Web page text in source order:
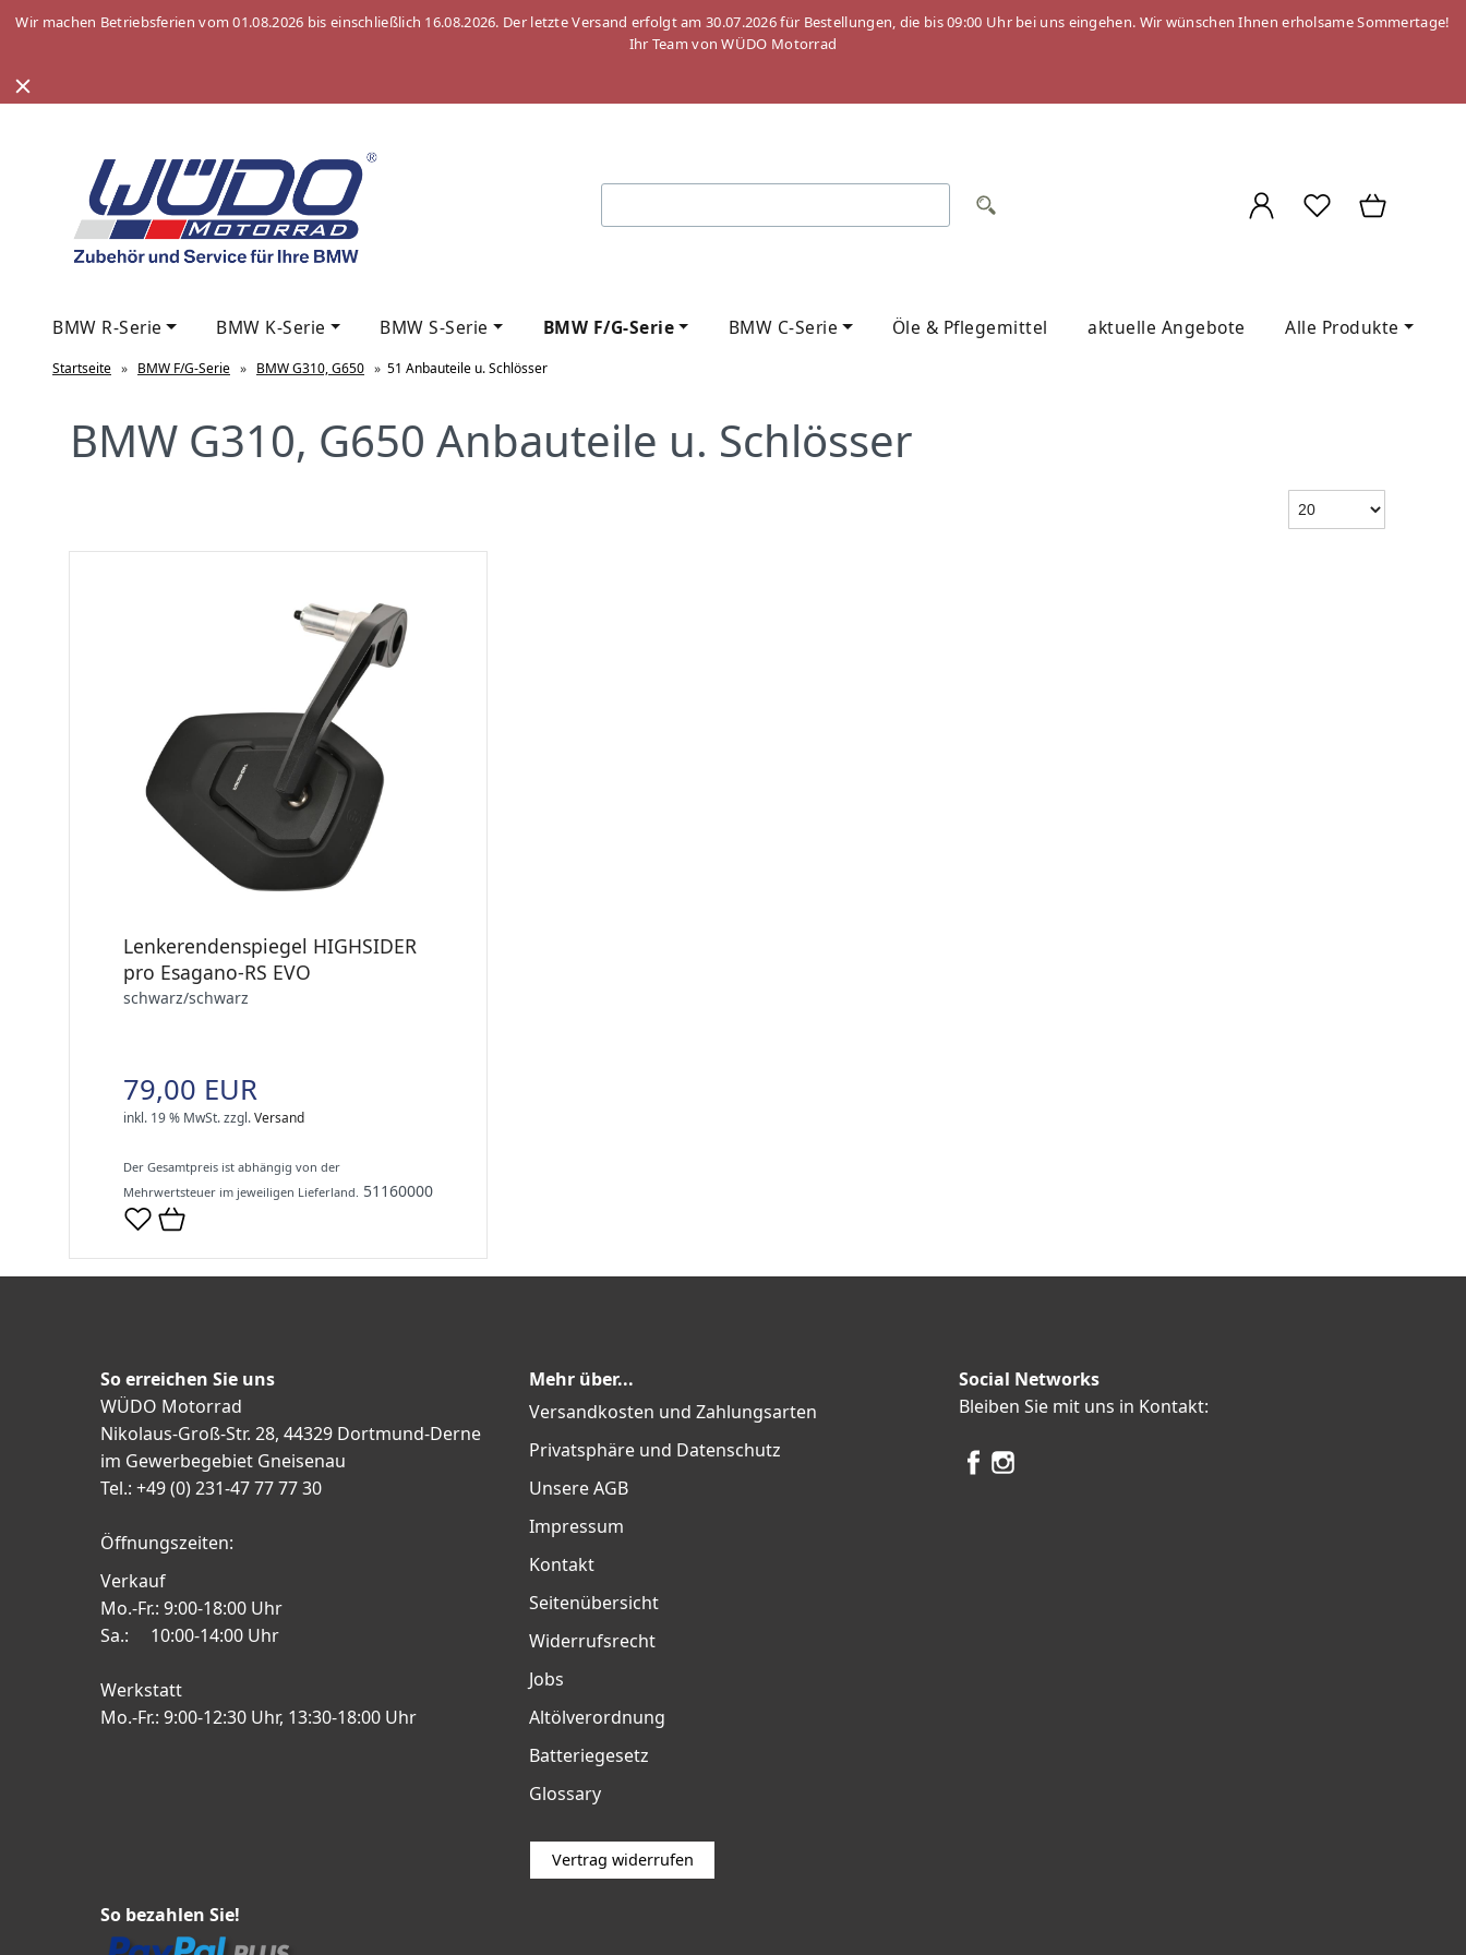
Wir machen Betriebsferien vom 01.08.2026 bis einschließlich 16.08.2026. Der letzte Versand erfolgt am 30.07.2026 für Bestellungen, die bis 09:00 Uhr bei uns eingehen. Wir wünschen Ihnen erholsame Sommertage!
Ihr Team von WÜDO Motorrad
BMW R-Serie BMW K-Serie BMW S-Serie BMW F/G-Serie BMW C-Serie Öle & Pflegemittel aktuelle Angebote Alle Produkte
Startseite » BMW F/G-Serie » BMW G310, G650 » 51 Anbauteile u. Schlösser
BMW G310, G650 Anbauteile u. Schlösser
Lenkerendenspiegel HIGHSIDER
pro Esagano-RS EVO
schwarz/schwarz
79,00 EUR
inkl. 19 % MwSt.zzgl.Versand
Der Gesamtpreis ist abhängig von der
Mehrwertsteuer im jeweiligen Lieferland. 51160000
So erreichen Sie uns
WÜDO Motorrad
Nikolaus-Groß-Str. 28, 44329 Dortmund-Derne
im Gewerbegebiet Gneisenau
Tel.: +49 (0) 231-47 77 77 30
Öffnungszeiten:
Verkauf
Mo.-Fr.: 9:00-18:00 Uhr
Sa.: 10:00-14:00 Uhr
Werkstatt
Mo.-Fr.: 9:00-12:30 Uhr, 13:30-18:00 Uhr
Mehr über...
Versandkosten und Zahlungsarten
Privatsphäre und Datenschutz
Unsere AGB
Impressum
Kontakt
Seitenübersicht
Widerrufsrecht
Jobs
Altölverordnung
Batteriegesetz
Glossary
Vertrag widerrufen
Social Networks
Bleiben Sie mit uns in Kontakt:
So bezahlen Sie!